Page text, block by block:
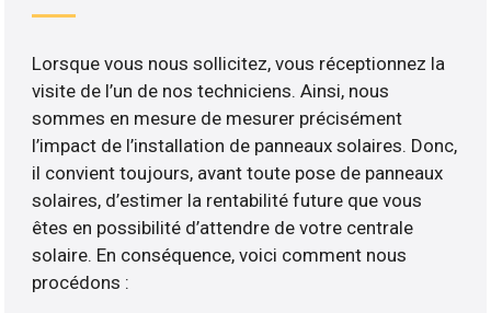
Lorsque vous nous sollicitez, vous réceptionnez la
visite de l’un de nos techniciens. Ainsi, nous
sommes en mesure de mesurer précisément
l’impact de l’installation de panneaux solaires. Donc,
il convient toujours, avant toute pose de panneaux
solaires, d’estimer la rentabilité future que vous
êtes en possibilité d’attendre de votre centrale
solaire. En conséquence, voici comment nous
procédons :